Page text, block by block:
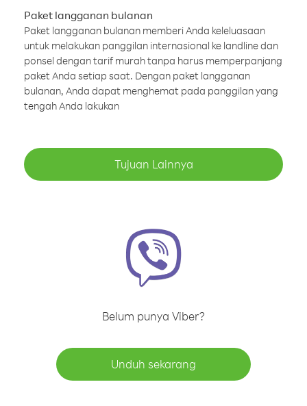
Paket langganan bulanan
Paket langganan bulanan memberi Anda keleluasaan
untuk melakukan panggilan internasional ke landline dan
ponsel dengan tarif murah tanpa harus memperpanjang
paket Anda setiap saat. Dengan paket langganan
bulanan, Anda dapat menghemat pada panggilan yang
tengah Anda lakukan
Tujuan Lainnya
Belum punya Viber?
Unduh sekarang